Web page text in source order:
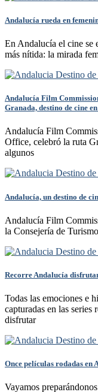
Andalucía rueda en
En Andalucía el cine se
más nítida: la mirada
Andalucía Film
Granada, destino de cine
Andalucía Film
Office, celebró la ruta
algunos
Andalucía, un destino de
Andalucía Film
la Consejería de
Recorre Andalucía
Todas las emociones e
capturadas en las series
disfrutar
Once películas rodadas en
Vayamos